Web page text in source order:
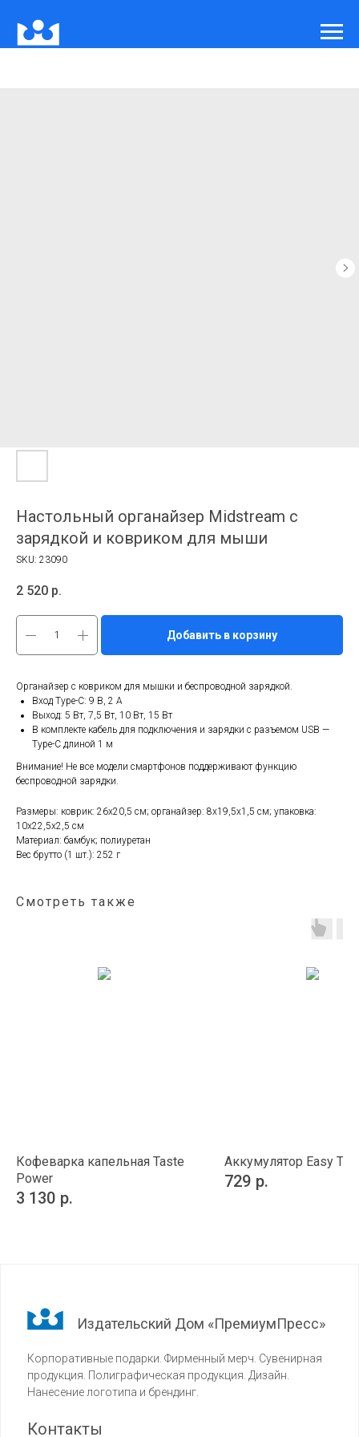
Настольный органайзер Midstream с
зарядкой и ковриком для мыши
SKU: 23090
2 520 р.
Добавить в корзину
Органайзер с ковриком для мышки и беспроводной зарядкой.
Вход Type-C: 9 В, 2 A
Выход: 5 Вт, 7,5 Вт, 10 Вт, 15 Вт
В комплекте кабель для подключения и зарядки с разъемом USB —
Type-C длиной 1 м
Внимание! Не все модели смартфонов поддерживают функцию
беспроводной зарядки.
Размеры: коврик: 26x20,5 см; органайзер: 8x19,5x1,5 см; упаковка:
10x22,5x2,5 см
Материал: бамбук; полиуретан
Вес брутто (1 шт.): 252 г
Смотреть также
Кофеварка капельная Taste
Power
3 130 р.
Аккумулятор Easy
729 р.
Издательский Дом «ПремиумПресс»
Корпоративные подарки. Фирменный мерч. Сувенирная
продукция. Полиграфическая продукция. Дизайн.
Нанесение логотипа и брендинг.
Контакты